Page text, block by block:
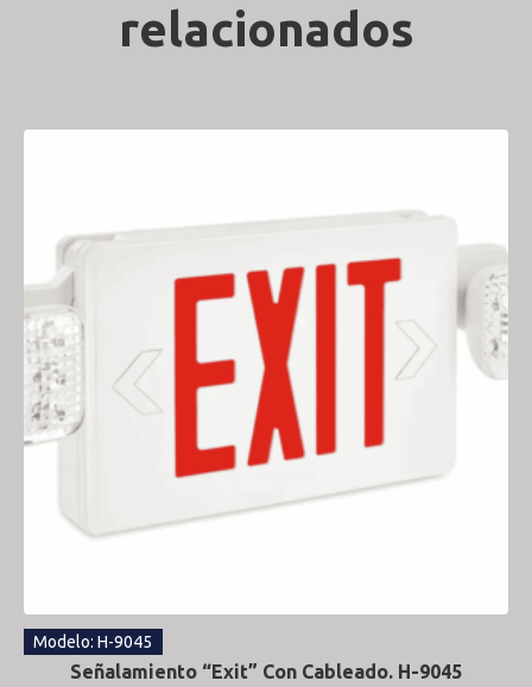
relacionados
Modelo: H-9045
Señalamiento “Exit” Con Cableado. H-9045